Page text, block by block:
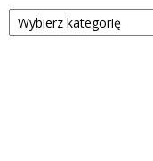
Kategorie